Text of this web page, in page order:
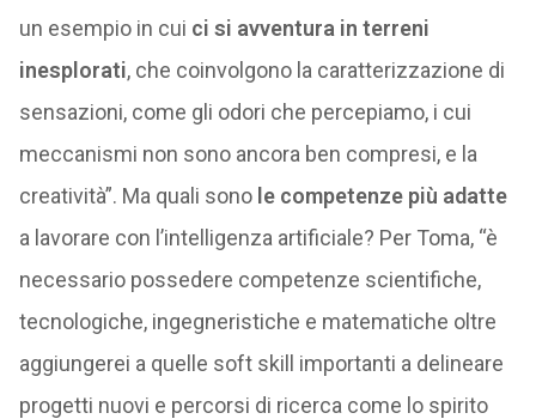
un esempio in cui ci si avventura in terreni
inesplorati, che coinvolgono la caratterizzazione di
sensazioni, come gli odori che percepiamo, i cui
meccanismi non sono ancora ben compresi, e la
creatività”. Ma quali sono le competenze più adatte
a lavorare con l’intelligenza artificiale? Per Toma, “è
necessario possedere competenze scientifiche,
tecnologiche, ingegneristiche e matematiche oltre
aggiungerei a quelle soft skill importanti a delineare
progetti nuovi e percorsi di ricerca come lo spirito